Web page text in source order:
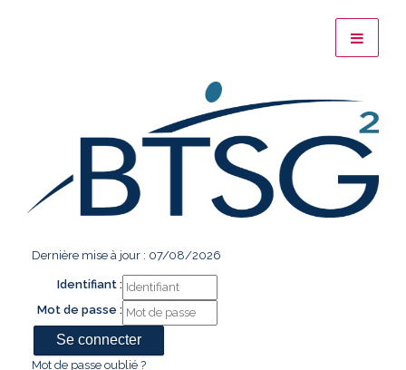
Dernière mise à jour : 07/08/2026
Identifiant :
Mot de passe :
Mot de passe oublié ?